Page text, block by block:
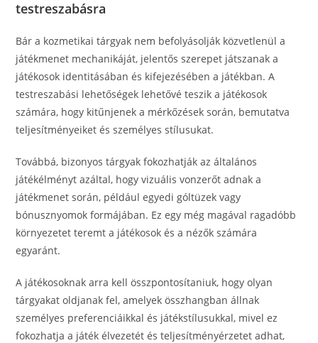
testreszabásra
Bár a kozmetikai tárgyak nem befolyásolják közvetlenül a
játékmenet mechanikáját, jelentős szerepet játszanak a
játékosok identitásában és kifejezésében a játékban. A
testreszabási lehetőségek lehetővé teszik a játékosok
számára, hogy kitűnjenek a mérkőzések során, bemutatva
teljesítményeiket és személyes stílusukat.
Továbbá, bizonyos tárgyak fokozhatják az általános
játékélményt azáltal, hogy vizuális vonzerőt adnak a
játékmenet során, például egyedi góltüzek vagy
bónusznyomok formájában. Ez egy még magával ragadóbb
környezetet teremt a játékosok és a nézők számára
egyaránt.
A játékosoknak arra kell összpontosítaniuk, hogy olyan
tárgyakat oldjanak fel, amelyek összhangban állnak
személyes preferenciáikkal és játékstílusukkal, mivel ez
fokozhatja a játék élvezetét és teljesítményérzetet adhat,